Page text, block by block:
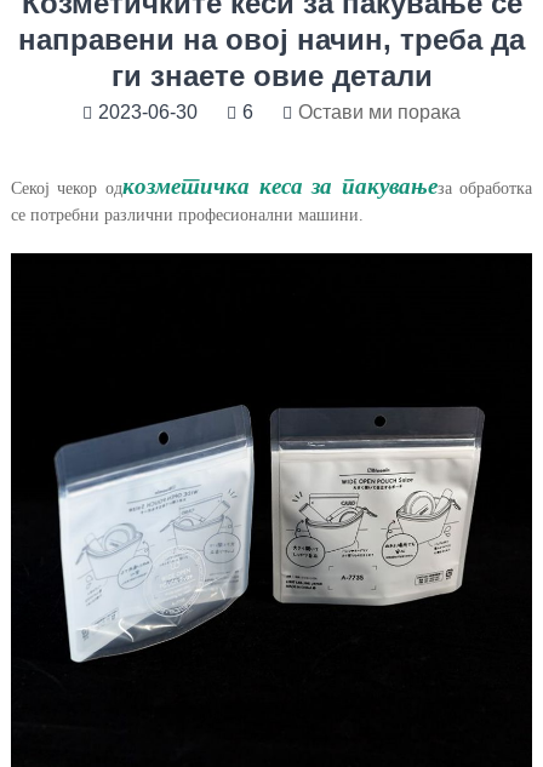
направени на овој начин, треба да
ги знаете овие детали
2023-06-30 6 Остави ми порака
Секој чекор одкозметичка кеса за пакувањеза обработка
се потребни различни професионални машини.